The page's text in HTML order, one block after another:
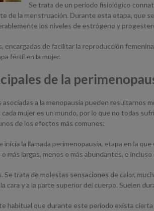
Se trata de un periodo fisiológico
de la menstruación. Durante esta etapa, que
los niveles de estrógeno y
encargadas de facilitar la reproducción
fértil en la mujer.
de la
a la menopausia pueden resultarnos
mujer es un mundo, por lo que no todas
de los efectos más comunes:
inicia la llamada perimenopausia, etapa en la
más largas, menos o más abundantes, e
. Se trata de molestas sensaciones de calor,
cara y a la parte superior del cuerpo. Suelen
habitual que durante este periodo exista